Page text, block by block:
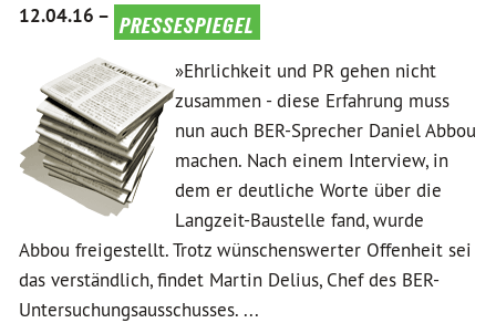
12.04.16 – pressespiegel
»Ehrlichkeit und PR gehen nicht
zusammen - diese Erfahrung muss
nun auch BER-Sprecher Daniel Abbou
machen. Nach einem Interview, in
dem er deutliche Worte über die
Langzeit-Baustelle fand, wurde
Abbou freigestellt. Trotz wünschenswerter Offenheit sei
das verständlich, findet Martin Delius, Chef des BER-
Untersuchungsausschusses. ...